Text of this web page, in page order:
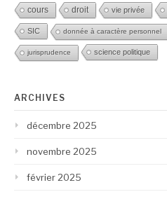
cours droit vie privée
SIC donnée à caractère personnel
jurisprudence science politique
ARCHIVES
décembre 2025
novembre 2025
février 2025